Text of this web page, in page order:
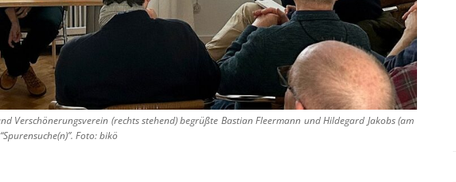
Verschönerungsverein (rechts stehend) begrüßte Bastian Fleermann und Hildegard Jakobs (am
Foto: bikö